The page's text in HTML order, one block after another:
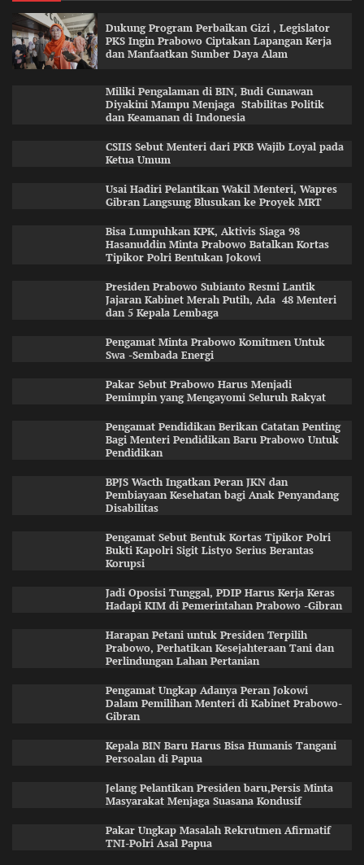
Dukung Program Perbaikan Gizi , Legislator
PKS Ingin Prabowo Ciptakan Lapangan Kerja
dan Manfaatkan Sumber Daya Alam
Miliki Pengalaman di BIN, Budi Gunawan
Diyakini Mampu Menjaga Stabilitas Politik
dan Keamanan di Indonesia
CSIIS Sebut Menteri dari PKB Wajib Loyal pada
Ketua Umum
Usai Hadiri Pelantikan Wakil Menteri, Wapres
Gibran Langsung Blusukan ke Proyek MRT
Bisa Lumpuhkan KPK, Aktivis Siaga 98
Hasanuddin Minta Prabowo Batalkan Kortas
Tipikor Polri Bentukan Jokowi
Presiden Prabowo Subianto Resmi Lantik
Jajaran Kabinet Merah Putih, Ada 48 Menteri
dan 5 Kepala Lembaga
Pengamat Minta Prabowo Komitmen Untuk
Swa -Sembada Energi
Pakar Sebut Prabowo Harus Menjadi
Pemimpin yang Mengayomi Seluruh Rakyat
Pengamat Pendidikan Berikan Catatan Penting
Bagi Menteri Pendidikan Baru Prabowo Untuk
Pendidikan
BPJS Wacth Ingatkan Peran JKN dan
Pembiayaan Kesehatan bagi Anak Penyandang
Disabilitas
Pengamat Sebut Bentuk Kortas Tipikor Polri
Bukti Kapolri Sigit Listyo Serius Berantas
Korupsi
Jadi Oposisi Tunggal, PDIP Harus Kerja Keras
Hadapi KIM di Pemerintahan Prabowo -Gibran
Harapan Petani untuk Presiden Terpilih
Prabowo, Perhatikan Kesejahteraan Tani dan
Perlindungan Lahan Pertanian
Pengamat Ungkap Adanya Peran Jokowi
Dalam Pemilihan Menteri di Kabinet Prabowo-
Gibran
Kepala BIN Baru Harus Bisa Humanis Tangani
Persoalan di Papua
Jelang Pelantikan Presiden baru,Persis Minta
Masyarakat Menjaga Suasana Kondusif
Pakar Ungkap Masalah Rekrutmen Afirmatif
TNI-Polri Asal Papua